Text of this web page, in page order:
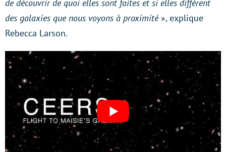
de découvrir de quoi elles sont faites et si elles diffèrent
des galaxies que nous voyons à proximité», explique
Rebecca Larson.